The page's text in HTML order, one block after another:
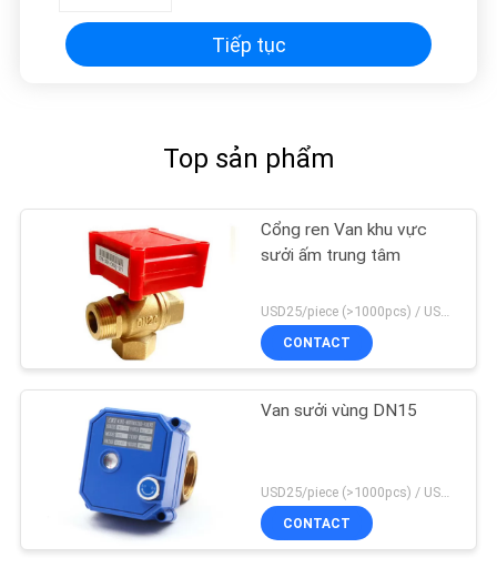
Tiếp tục
Top sản phẩm
Cổng ren Van khu vực
sưởi ấm trung tâm
CONTACT
Van sưởi vùng DN15
CONTACT